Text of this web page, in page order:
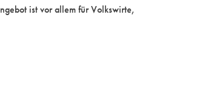
ist vor allem für Volkswirte,